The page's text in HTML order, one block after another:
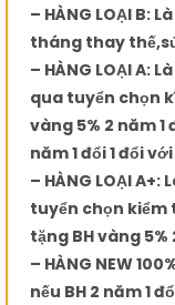
– HÀNG LOẠI B:
tháng thay
– HÀNG LOẠI A:
qua tuyển chọn
vàng 5% 2 năm 1
năm 1 đổi 1 đổi
– HÀNG LOẠI
tuyển chọn kiểm
tặng BH vàng 5%
– HÀNG NEW
nếu BH 2 năm 1